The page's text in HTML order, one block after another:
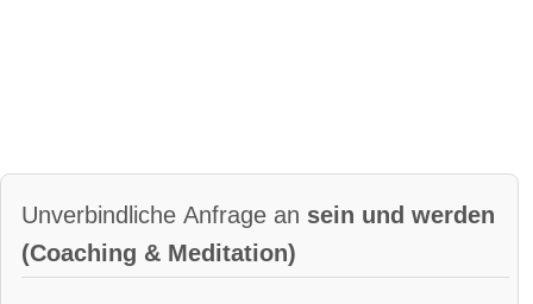
Unverbindliche Anfrage an sein und werden
(Coaching & Meditation)